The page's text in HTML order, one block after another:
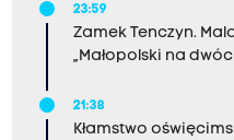
23:59
Zamek Tenczyn.
„Małopolski na
21:38
Kłamstwo